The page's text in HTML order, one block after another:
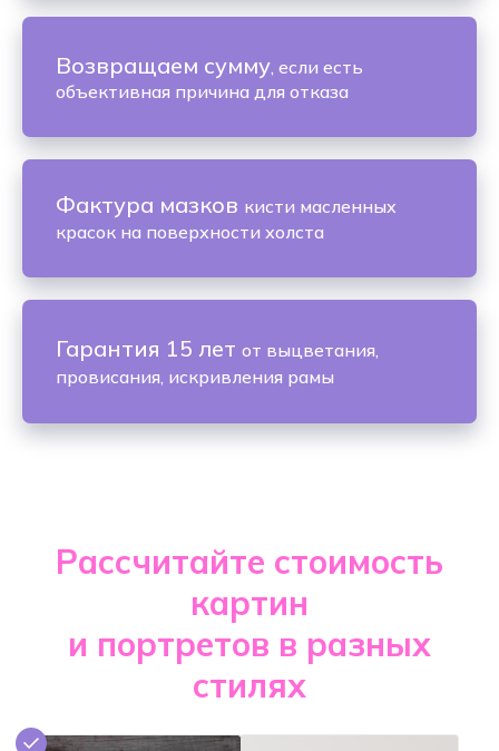
Возвращаем сумму, если есть
объективная причина для отказа
Фактура мазков кисти масленных
красок на поверхности холста
Гарантия 15 лет от выцветания,
провисания, искривления рамы
Рассчитайте стоимость
картин
и портретов в разных
стилях